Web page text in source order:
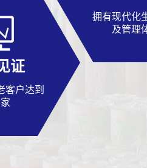
证
客户达到
拥有现代化
及管理